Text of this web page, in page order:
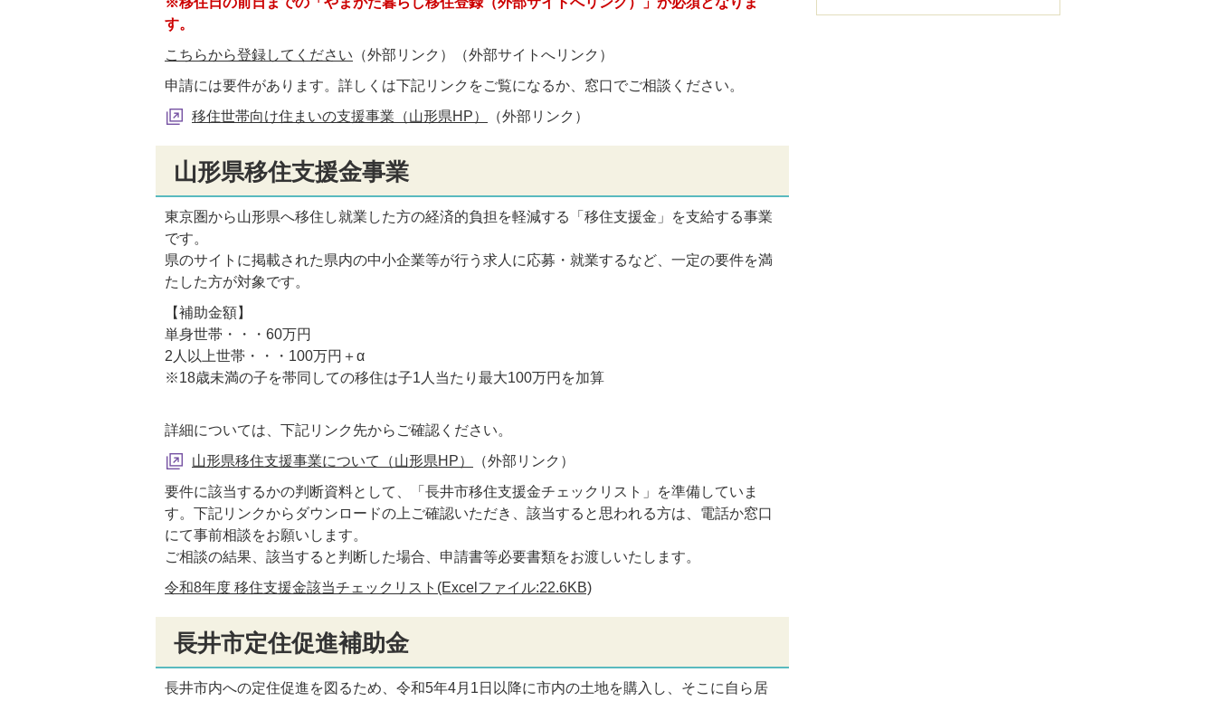
す。
こちらから登録してください （外部リンク）
（外部サイトへリンク）
申請には要件があります。詳しくは下記リンクをご覧になるか、窓口でご相談ください。
移住世帯向け住まいの支援事業（山形県HP）
（外部リンク）
山形県移住支援金事業
東京圏から山形県へ移住し就業した方の経済的負担を軽減する「移住支援金」を支給する事業
です。
県のサイトに掲載された県内の中小企業等が行う求人に応募・就業するなど、一定の要件を満
たした方が対象です。
【補助金額】
単身世帯・・・60万円
2人以上世帯・・・100万円＋α
※18歳未満の子を帯同しての移住は子1人当たり最大100万円を加算
詳細については、下記リンク先からご確認ください。
山形県移住支援事業について（山形県HP）
（外部リンク）
要件に該当するかの判断資料として、「長井市移住支援金チェックリスト」を準備していま
す。下記リンクからダウンロードの上ご確認いただき、該当すると思われる方は、電話か窓口
にて事前相談をお願いします。
ご相談の結果、該当すると判断した場合、申請書等必要書類をお渡しいたします。
令和8年度 移住支援金該当チェックリスト(Excelファイル:22.6KB)
長井市定住促進補助金
長井市内への定住促進を図るため、令和5年4月1日以降に市内の土地を購入し、そこに自ら居